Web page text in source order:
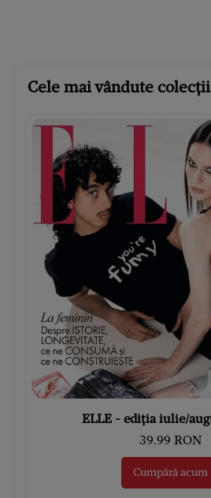
Cele mai vândute
ELLE - ediția iulie/
39.99 RON
Cumpără acum